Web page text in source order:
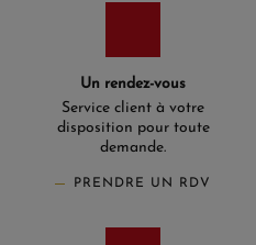
Un rendez-vous
Service client à votre
disposition pour toute
demande.
PRENDRE UN RDV